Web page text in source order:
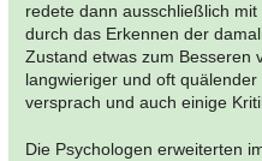
redete dann ausschließlich
durch das Erkennen der
Zustand etwas zum Besseren
langwieriger und oft
versprach und auch einige
Die Psychologen erweiterten